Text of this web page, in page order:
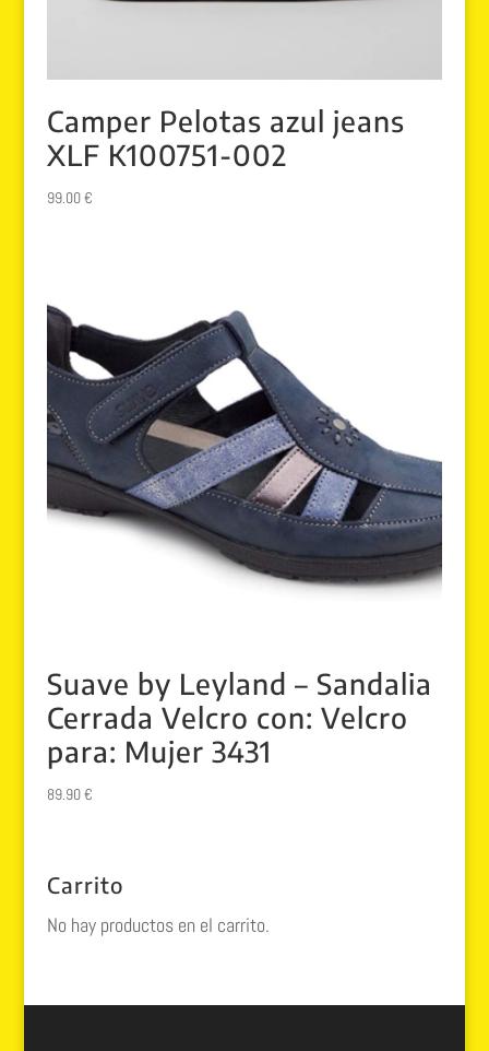
Camper Pelotas azul jeans
XLF K100751-002
99.00€
Suave by Leyland – Sandalia
Cerrada Velcro con: Velcro
para: Mujer 3431
89.90€
Carrito
No hay productos en el carrito.